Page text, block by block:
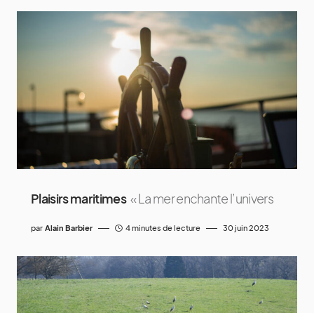
Plaisirs maritimes « La mer enchante l’univers
par Alain Barbier 4 minutes de lecture 30 juin 2023